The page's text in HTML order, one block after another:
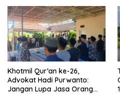
Khotmil Qur’an ke-26,
Advokat Hadi Purwanto:
Jangan Lupa Jasa Orang